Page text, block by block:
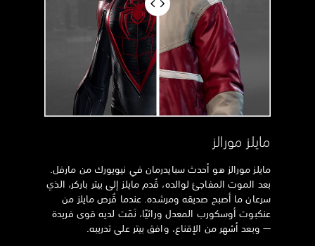
مايلز مورالز
مايلز مورالز هو أحدث سبايدرمان في نيويورك من مارفل.
بعد الموت المفاجئ لوالده، قُدم مايلز إلى بيتر باركر، الذي
سرعان ما أصبح صديقه ومرشده. عندما قُرص مايلز من
عنكبوت أوسكورب المعدل وراثيًا، نَمَت لديه قوى فريدة
— وبعد أشهر من الإقناع، وافق بيتر على تدريبه.